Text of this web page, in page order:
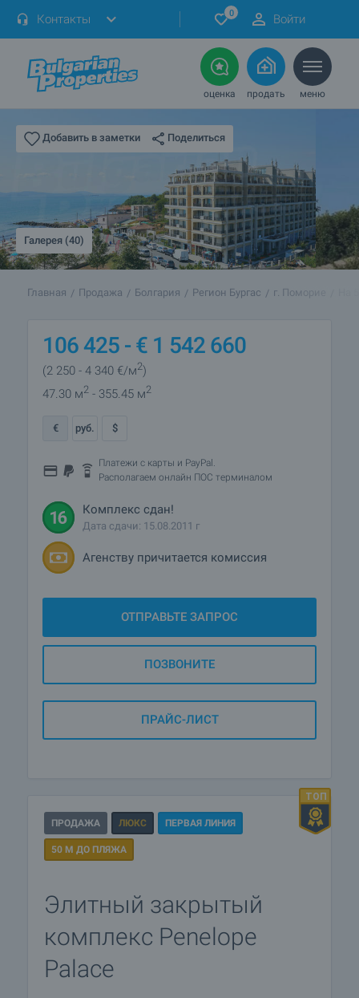
Контакты 0 Войти
оценка продать меню
Добавить в заметки Поделиться
Галерея (40)
Главная Продажа Болгария Регион Бургас г. Поморие
106 425 - € 1 542 660
(2 250 - 4 340 €/м2)
47.30 м2 - 355.45 м2
€ руб. $
Платежи с карты и PayPal.
Располагаем онлайн ПОС терминалом
Комплекс сдан!
Дата сдачи: 15.08.2011 г
Агенству причитается комиссия
ОТПРАВЬТЕ ЗАПРОС
ПОЗВОНИТЕ
ПРАЙС-ЛИСТ
ПРОДАЖА ЛЮКС ПЕРВАЯ ЛИНИЯ
50 М ДО ПЛЯЖА
Элитный закрытый
комплекс Penelope
Palace